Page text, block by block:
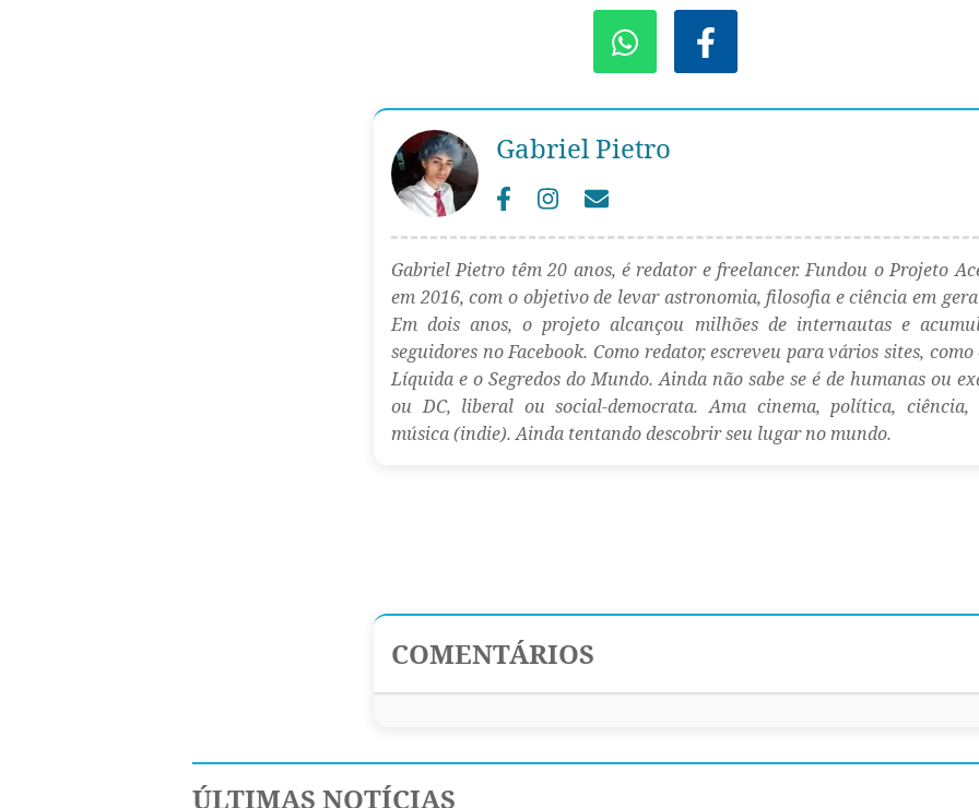
Gabriel Pietro
Gabriel Pietro têm 20 anos, é redator e freelancer. Fundou o Projeto
em 2016, com o objetivo de levar astronomia, filosofia e ciência em
Em dois anos, o projeto alcançou milhões de internautas e
seguidores no Facebook. Como redator, escreveu para vários sites,
Líquida e o Segredos do Mundo. Ainda não sabe se é de humanas ou
ou DC, liberal ou social-democrata. Ama cinema, política, ciência,
música (indie). Ainda tentando descobrir seu lugar no mundo.
COMENTÁRIOS
ÚLTIMAS NOTÍCIAS